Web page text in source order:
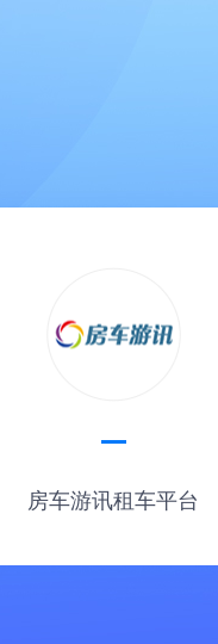
房车游讯租车平台